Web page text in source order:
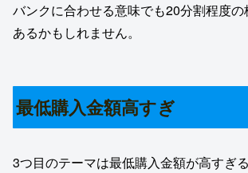
バンクに合わせる意味でも20分割程度
あるかもしれません。
最低購入金額高すぎ
3つ目のテーマは最低購入金額が高すぎ